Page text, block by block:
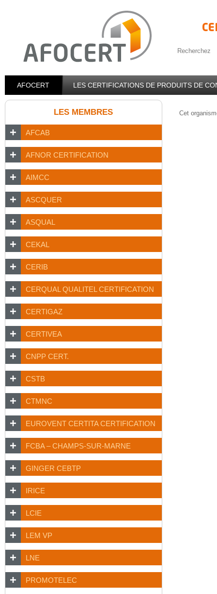
Recherchez
AFOCERT LES CERTIFICATIONS DE PRODUITS DE
LES MEMBRES
AFCAB
AFNOR CERTIFICATION
AIMCC
ASCQUER
ASQUAL
CEKAL
CERIB
CERQUAL QUALITEL CERTIFICATION
CERTIGAZ
CERTIVEA
CNPP CERT.
CSTB
CTMNC
EUROVENT CERTITA CERTIFICATION
FCBA – CHAMPS-SUR-MARNE
GINGER CEBTP
IRICE
LCIE
LEM VP
LNE
PROMOTELEC
Cet